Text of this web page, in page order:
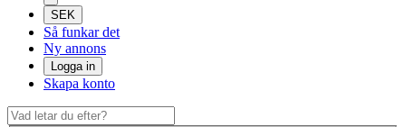
SEK
Så funkar det
Ny annons
Logga in
Skapa konto